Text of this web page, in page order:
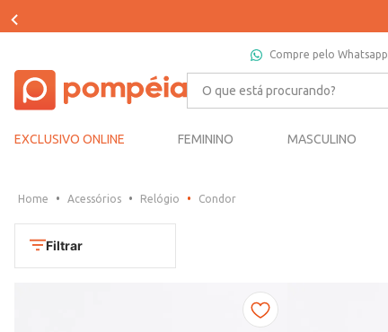
Compre pelo Whatsapp
O que está procurando?
EXCLUSIVO ONLINE FEMININO MASCULINO
Acessórios Relógio Condor
Filtrar